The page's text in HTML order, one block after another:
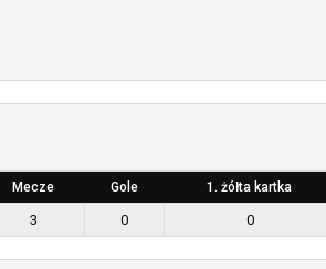
Mecze Gole 1. żółta kartka
3 0 0